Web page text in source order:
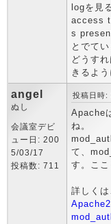
logを見
access
s
とでてい
どうす
きるよ
angel
ぬし
会議室デビ
ュー日: 200
5/03/17
投稿数: 711
投稿日時
Apache
ね。
て、
す。こ
詳しくは